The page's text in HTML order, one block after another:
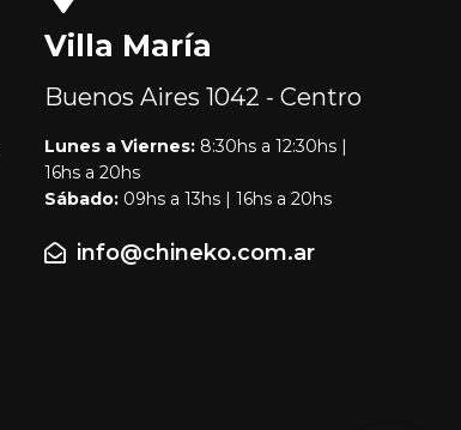
Villa María
Buenos Aires 1042 - Centro
Lunes a Viernes:8:30hs a 12:30hs |
16hs a 20hs
Sábado:09hs a 13hs | 16hs a 20hs
info@chineko.com.ar